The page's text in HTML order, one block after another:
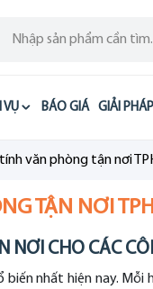
VỤ BÁO GIÁ GIẢI PHÁP
văn phòng tận nơi
TẬN NƠI
NƠI CHO CÁC
nhất hiện nay.